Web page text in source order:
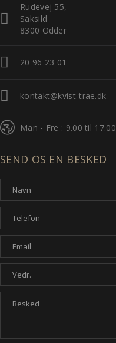
Rudevej 55,
Saksild
8300 Odder
20 96 23 01
kontakt@kvist-trae.dk
Man - Fre : 9.00 til 17.00
SEND OS EN BESKED